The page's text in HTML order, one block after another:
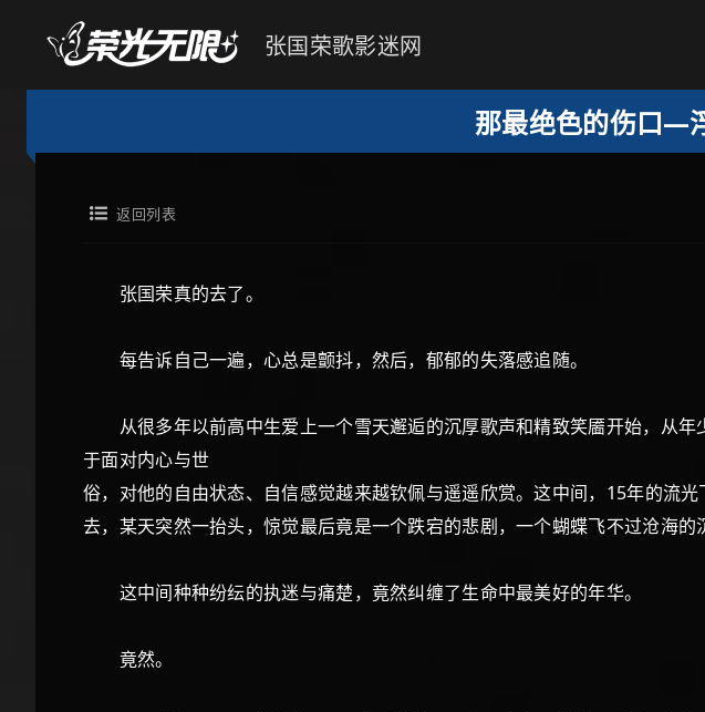
张国荣歌影迷网
那最绝色的伤口—
返回列表
张国荣真的去了。
每告诉自己一遍，心总是颤抖，然后，郁郁的失落感追随。
从很多年以前高中生爱上一个雪天邂逅的沉厚歌声和精致笑靥开始，从年
于面对内心与世
俗，对他的自由状态、自信感觉越来越钦佩与遥遥欣赏。这中间，15年的流
去，某天突然一抬头，惊觉最后竟是一个跌宕的悲剧，一个蝴蝶飞不过沧海的
这中间种种纷纭的执迷与痛楚，竟然纠缠了生命中最美好的年华。
竟然。